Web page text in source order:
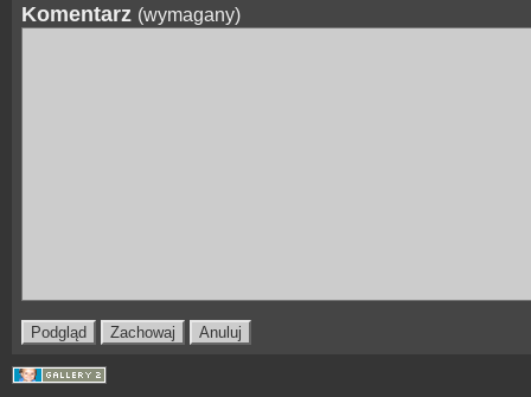
Komentarz (wymagany)